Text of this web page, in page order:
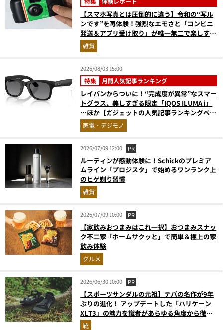
【スマホ写真とは圧倒的に違う】令和の“写ル
ンです”を再体験！強烈なエモさと「コンビニ
発送＆アプリ受け取り」が唯一無二で楽しすぎ
た雑貨
2026/08/03 15:00
特集 月間人気記事ランキング
レイバンからついに！“完成度が異常”なスマー
トグラス、美しすぎる限定「IQOS ILUMA i」
…ほか【ガジェットの人気記事ランキングベス
ト3】（2026年6月版）
家電・デジモノ
2026/07/09 12:00 PR
ルーティンが感動体験に！Schickのプレミア
ムライン「プロジスタ」で始めるワンランク上
のヒゲ剃り習慣
雑貨
2026/07/09 10:00 PR
【家飲みおつまみはこれ一択】おつまみスナッ
ク不二家「ホームサクッと」で簡単＆極上の家
飲み体験
グルメ
2026/06/30 10:00 PR
【スポーツサンダルの元祖】テバの名作が9年
ぶりの進化！ アップデートした「ハリケーン
XLT3」の魅力を識者があらゆる角度から徹底
解説！
靴